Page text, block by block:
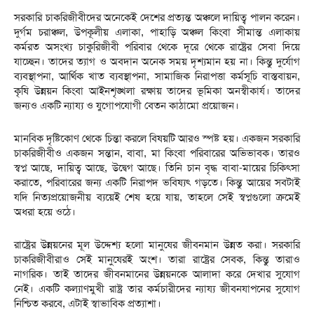
‎সরকারি চাকরিজীবীদের অনেকেই দেশের প্রত্যন্ত অঞ্চলে দায়িত্ব পালন করেন।
দুর্গম চরাঞ্চল, উপকূলীয় এলাকা, পাহাড়ি অঞ্চল কিংবা সীমান্ত এলাকায়
কর্মরত অসংখ্য চাকুরিজীবী পরিবার থেকে দূরে থেকে রাষ্ট্রের সেবা দিয়ে
যাচ্ছেন। তাদের ত্যাগ ও অবদান অনেক সময় দৃশ্যমান হয় না। কিন্তু দুর্যোগ
ব্যবস্থাপনা, আর্থিক খাত ব্যবস্থাপনা, সামাজিক নিরাপত্তা কর্মসূচি বাস্তবায়ন,
কৃষি উন্নয়ন কিংবা আইনশৃঙ্খলা রক্ষায় তাদের ভূমিকা অনস্বীকার্য। তাদের
জন্যও একটি ন্যায্য ও যুগোপযোগী বেতন কাঠামো প্রয়োজন।
মানবিক দৃষ্টিকোণ থেকে চিন্তা করলে বিষয়টি আরও স্পষ্ট হয়। একজন সরকারি
চাকরিজীবীও একজন সন্তান, বাবা, মা কিংবা পরিবারের অভিভাবক। তারও
স্বপ্ন আছে, দায়িত্ব আছে, উদ্বেগ আছে। তিনি চান বৃদ্ধ বাবা-মায়ের চিকিৎসা
করাতে, পরিবারের জন্য একটি নিরাপদ ভবিষ্যৎ গড়তে। কিন্তু আয়ের সবটাই
যদি নিত্যপ্রয়োজনীয় ব্যয়েই শেষ হয়ে যায়, তাহলে সেই স্বপ্নগুলো ক্রমেই
অধরা হয়ে ওঠে।
‎রাষ্ট্রের উন্নয়নের মূল উদ্দেশ্য হলো মানুষের জীবনমান উন্নত করা। সরকারি
চাকরিজীবীরাও সেই মানুষেরই অংশ। তারা রাষ্ট্রের সেবক, কিন্তু তারাও
নাগরিক। তাই তাদের জীবনমানের উন্নয়নকে আলাদা করে দেখার সুযোগ
নেই। একটি কল্যাণমুখী রাষ্ট্র তার কর্মচারীদের ন্যায্য জীবনযাপনের সুযোগ
নিশ্চিত করবে, এটাই স্বাভাবিক প্রত্যাশা।